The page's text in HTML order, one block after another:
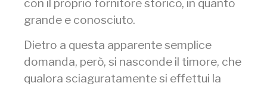
grande e conosciuto.
Dietro a questa apparente semplice
domanda, però, si nasconde il timore, che
qualora sciaguratamente si effettui la